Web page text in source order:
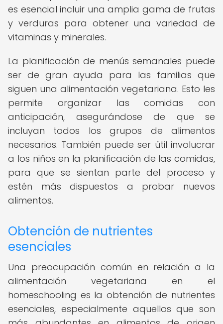
es esencial incluir una amplia gama de frutas
y verduras para obtener una variedad de
vitaminas y minerales.
La planificación de menús semanales puede
ser de gran ayuda para las familias que
siguen una alimentación vegetariana. Esto les
permite organizar las comidas con
anticipación, asegurándose de que se
incluyan todos los grupos de alimentos
necesarios. También puede ser útil involucrar
a los niños en la planificación de las comidas,
para que se sientan parte del proceso y
estén más dispuestos a probar nuevos
alimentos.
Obtención de nutrientes
esenciales
Una preocupación común en relación a la
alimentación vegetariana en el
homeschooling es la obtención de nutrientes
esenciales, especialmente aquellos que son